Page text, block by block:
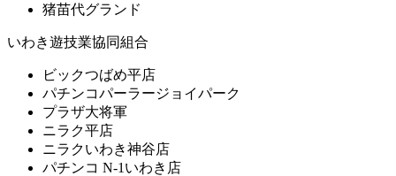
猪苗代グランド
いわき遊技業協同組合
ビックつばめ平店
パチンコパーラージョイパーク
プラザ大将軍
ニラク平店
ニラクいわき神谷店
パチンコ N-1いわき店